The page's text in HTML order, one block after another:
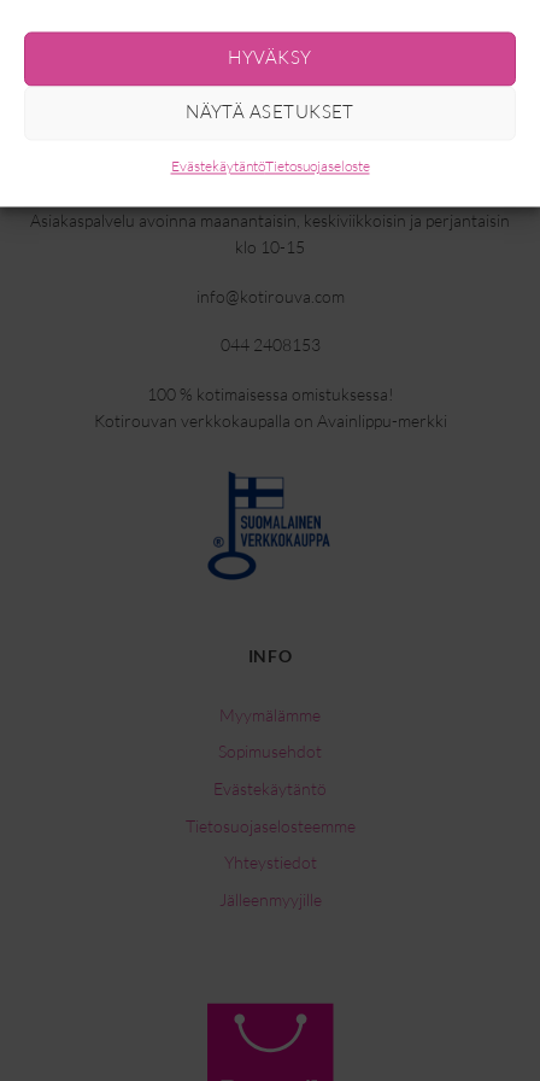
HYVÄKSY
NÄYTÄ ASETUKSET
EvästekäytäntöTietosuojaseloste
monikäyttöiset asusteet ja suosituimmat housut. Saamme uutuuksia
viikottain ja kattavasta valikoimastamme löydät myös isoja kokoja.
Tutustu valikoimaamme, ihastu ja tilaa.
ASIAKASPALVELU
Asiakaspalvelu avoinna maanantaisin, keskiviikkoisin ja perjantaisin
klo 10-15
info@kotirouva.com
044 2408153
100 % kotimaisessa omistuksessa!
Kotirouvan verkkokaupalla on Avainlippu-merkki
INFO
Myymälämme
Sopimusehdot
Evästekäytäntö
Tietosuojaselosteemme
Yhteystiedot
Jälleenmyyjille